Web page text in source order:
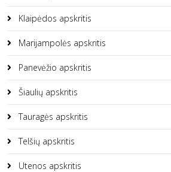
Klaipėdos apskritis
Marijampolės apskritis
Panevėžio apskritis
Šiaulių apskritis
Tauragės apskritis
Telšių apskritis
Utenos apskritis